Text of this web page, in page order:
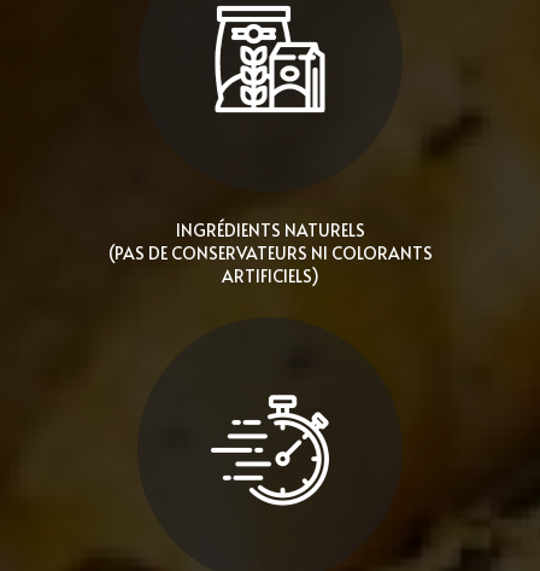
INGRÉDIENTS NATURELS
(PAS DE CONSERVATEURS NI COLORANTS
ARTIFICIELS)